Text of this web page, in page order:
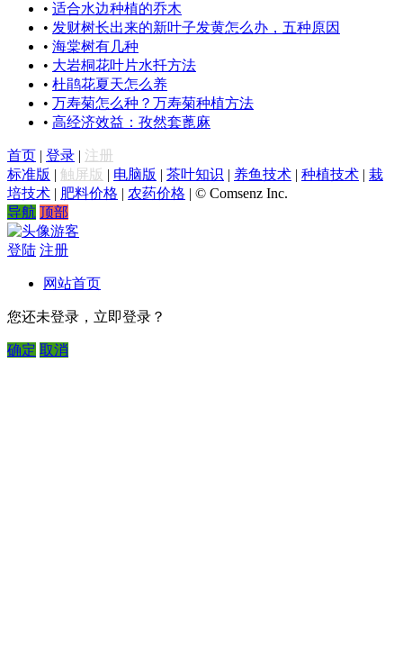
• 适合水边种植的乔木
• 发财树长出来的新叶子发黄怎么办，五种原因
• 海棠树有几种
• 大岩桐花叶片水扦方法
• 杜鹃花夏天怎么养
• 万寿菊怎么种？万寿菊种植方法
• 高经济效益：孜然套蓖麻
首页 | 登录 | 注册
标准版 | 触屏版 | 电脑版 | 茶叶知识 | 养鱼技术 | 种植技术 | 栽
培技术 | 肥料价格 | 农药价格 | © Comsenz Inc.
导航 顶部
游客
登陆 注册
网站首页
您还未登录，立即登录？
确定 取消